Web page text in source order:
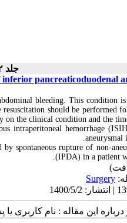
جلد ۱۲ -
pancreaticoduodenal
bleeding. This condition
should be performed
on the clinical condition and the
intraperitoneal hemorrhage
aneurysmal
spontaneous rupture of non-
(IPDA) in a patient
Surgery
این مقاله : نام کاربری